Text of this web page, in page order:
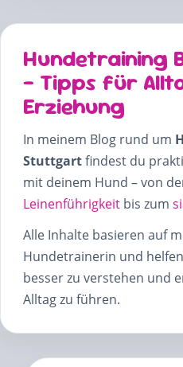
Hundetraining
– Tipps für
Erziehung
In meinem Blog rund um
Stuttgartfindest du
mit deinem Hund – von
Leinenführigkeit bis zum
Alle Inhalte basieren auf
Hundetrainerin und
besser zu verstehen und
Alltag zu führen.